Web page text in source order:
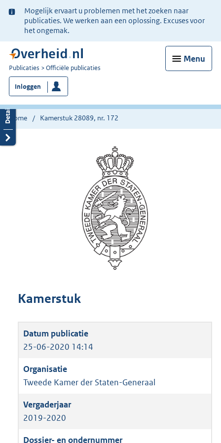
Ter
informatie:
Mogelijk ervaart u problemen met het zoeken naar
publicaties. We werken aan een oplossing. Excuses voor
het ongemak.
Menu
U
bent
nu
hier:
Publicaties Officiële publicaties
Inloggen
Home Kamerstuk 28089, nr. 172
Kamerstuk
25-06-2020 14:14
Tweede Kamer der Staten-Generaal
2019-2020